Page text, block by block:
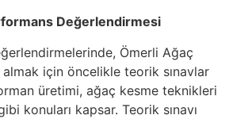
Değerlendirmesi
Ömerli Ağaç
almak için öncelikle teorik sınavlar
orman üretimi, ağaç kesme teknikleri
konuları kapsar. Teorik sınavı